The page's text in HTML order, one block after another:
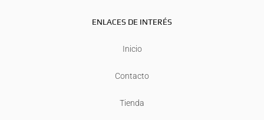
ENLACES DE INTERÉS
Inicio
Contacto
Tienda